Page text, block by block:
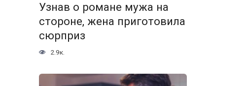
Узнав о романе мужа на
стороне, жена приготовила
сюрприз
2.9к.